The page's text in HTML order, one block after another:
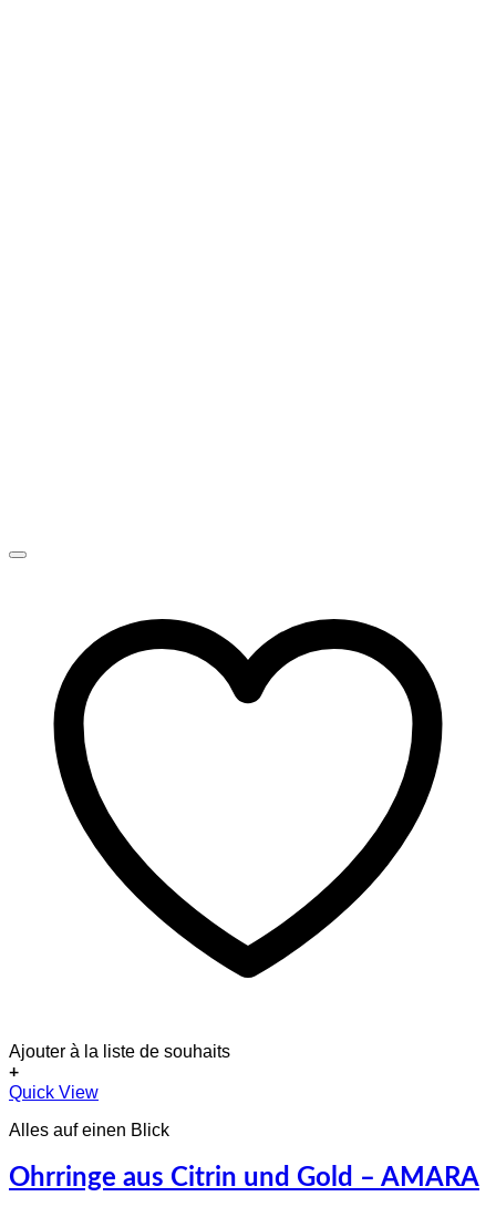
Ajouter à la liste de souhaits
+
Quick View
Alles auf einen Blick
Ohrringe aus Citrin und Gold – AMARA